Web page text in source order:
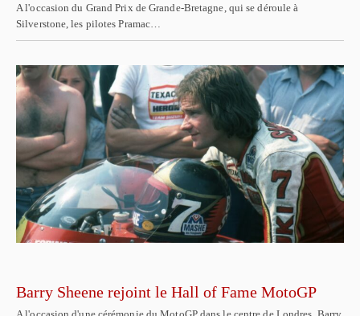
A l'occasion du Grand Prix de Grande-Bretagne, qui se déroule à
Silverstone, les pilotes Pramac…
Barry Sheene rejoint le Hall of Fame MotoGP